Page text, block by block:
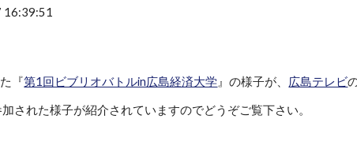
16:39:51
『第1回ビブリオバトルin広島経済大学 』の様子が、 広島テレビ
された様子が紹介されていますのでどうぞご覧下さい。